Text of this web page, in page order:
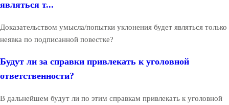
являться т...
Доказательством умысла/попытки уклонения будет являться только
неявка по подписанной повестке?
Будут ли за справки привлекать к уголовной
ответственности?
В дальнейшем будут ли по этим справкам привлекать к уголовной